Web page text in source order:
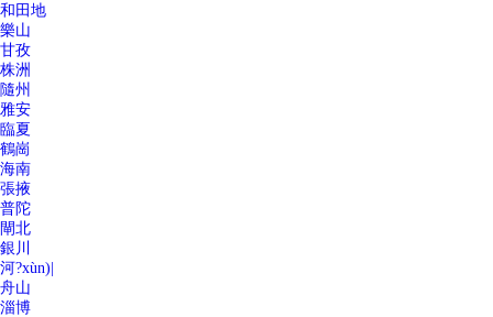
和田地
樂山
甘孜
株洲
隨州
雅安
臨夏
鶴崗
海南
張掖
普陀
閘北
銀川
河?xùn)|
舟山
淄博